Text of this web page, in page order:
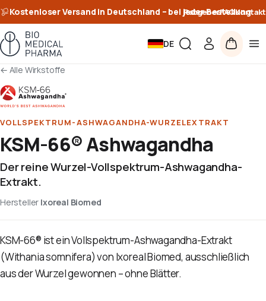
Kostenloser Versand in Deutschland – bei jeder Bestellung
RatgeberFAQKontakt
DE
← Alle Wirkstoffe
VOLLSPEKTRUM-ASHWAGANDHA-WURZELEXTRAKT
KSM-66® Ashwagandha
Der reine Wurzel-Vollspektrum-Ashwagandha-
Extrakt.
Hersteller Ixoreal Biomed
KSM-66® ist ein Vollspektrum-Ashwagandha-Extrakt
(Withania somnifera) von Ixoreal Biomed, ausschließlich
aus der Wurzel gewonnen – ohne Blätter.